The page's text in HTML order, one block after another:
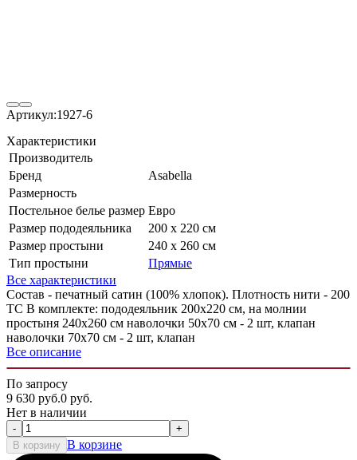
Артикул:1927-6
Характеристики
Производитель
Бренд
Asabella
Размерность
Постельное белье размер Евро
Размер пододеяльника
200 х 220 см
Размер простыни
240 х 260 см
Тип простыни
Прямые
Все характеристики
Состав - печатный сатин (100% хлопок). Плотность нити - 200
ТС В комплекте: пододеяльник 200х220 см, на молнии
простыня 240х260 см наволочки 50х70 см - 2 шт, клапан
наволочки 70х70 см - 2 шт, клапан
Все описание
По запросу
9 630 руб.0 руб.
Нет в наличии
-
+
В корзину В корзине